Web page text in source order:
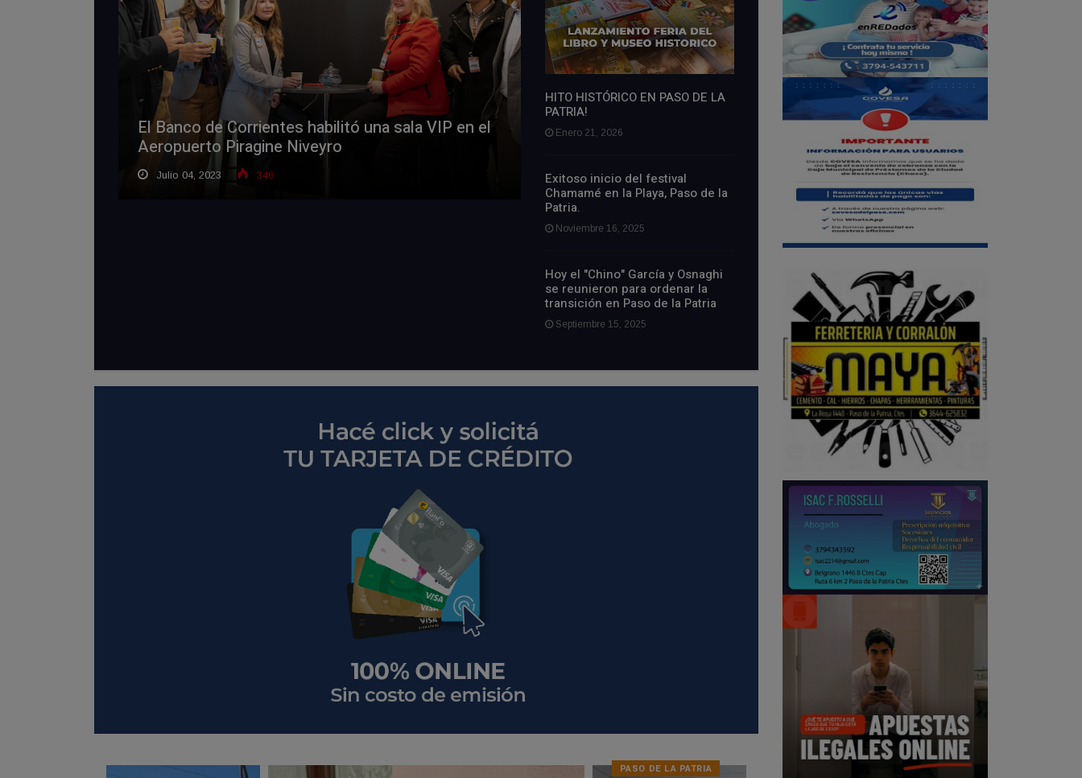
El Banco de Corrientes habilitó una sala VIP en el
Aeropuerto Piragine Niveyro
Julio 04, 2023 346
HITO HISTÓRICO EN PASO DE LA
PATRIA!
Enero 21, 2026
Exitoso inicio del festival
Chamamé en la Playa, Paso de la
Patria.
Noviembre 16, 2025
Hoy el "Chino" García y Osnaghi
se reunieron para ordenar la
transición en Paso de la Patria
Septiembre 15, 2025
PASO DE LA PATRIA